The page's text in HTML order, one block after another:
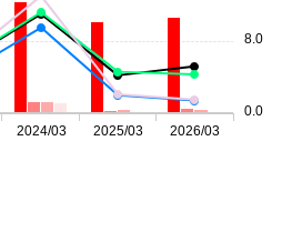
2024/03 2025/03 2026/03
0.0
8.0